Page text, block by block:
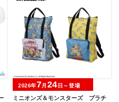
ミニオンズ＆モンスターズ プラチ
2026年7月 24 日～登場